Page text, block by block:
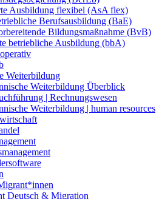
Ausbildung flexibel (AsA flex)
Berufsausbildung (BaE)
Bildungsmaßnahme (BvB)
betriebliche Ausbildung (bbA)
Weiterbildung
Weiterbildung Überblick
| Rechnungswesen
Weiterbildung | human resources
Deutsch & Migration